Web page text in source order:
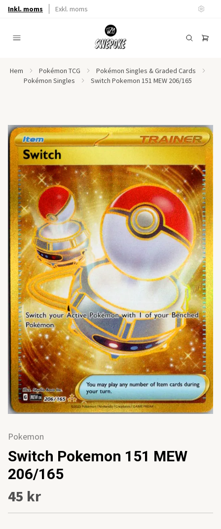
Inkl. moms Exkl. moms
Hem Pokémon TCG
Pokémon Singles & Graded Cards
Pokémon Singles
Switch Pokemon 151 MEW 206/165
Pokemon
Switch Pokemon 151 MEW
206/165
45 kr